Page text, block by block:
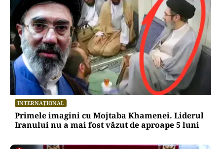
INTERNAȚIONAL
Primele imagini cu Mojtaba Khamenei. Liderul
Iranului nu a mai fost văzut de aproape 5 luni